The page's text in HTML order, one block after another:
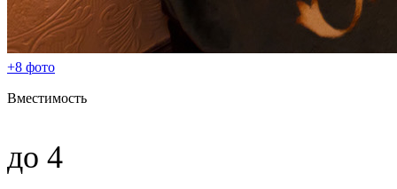
+8 фото
Вместимость
до 4